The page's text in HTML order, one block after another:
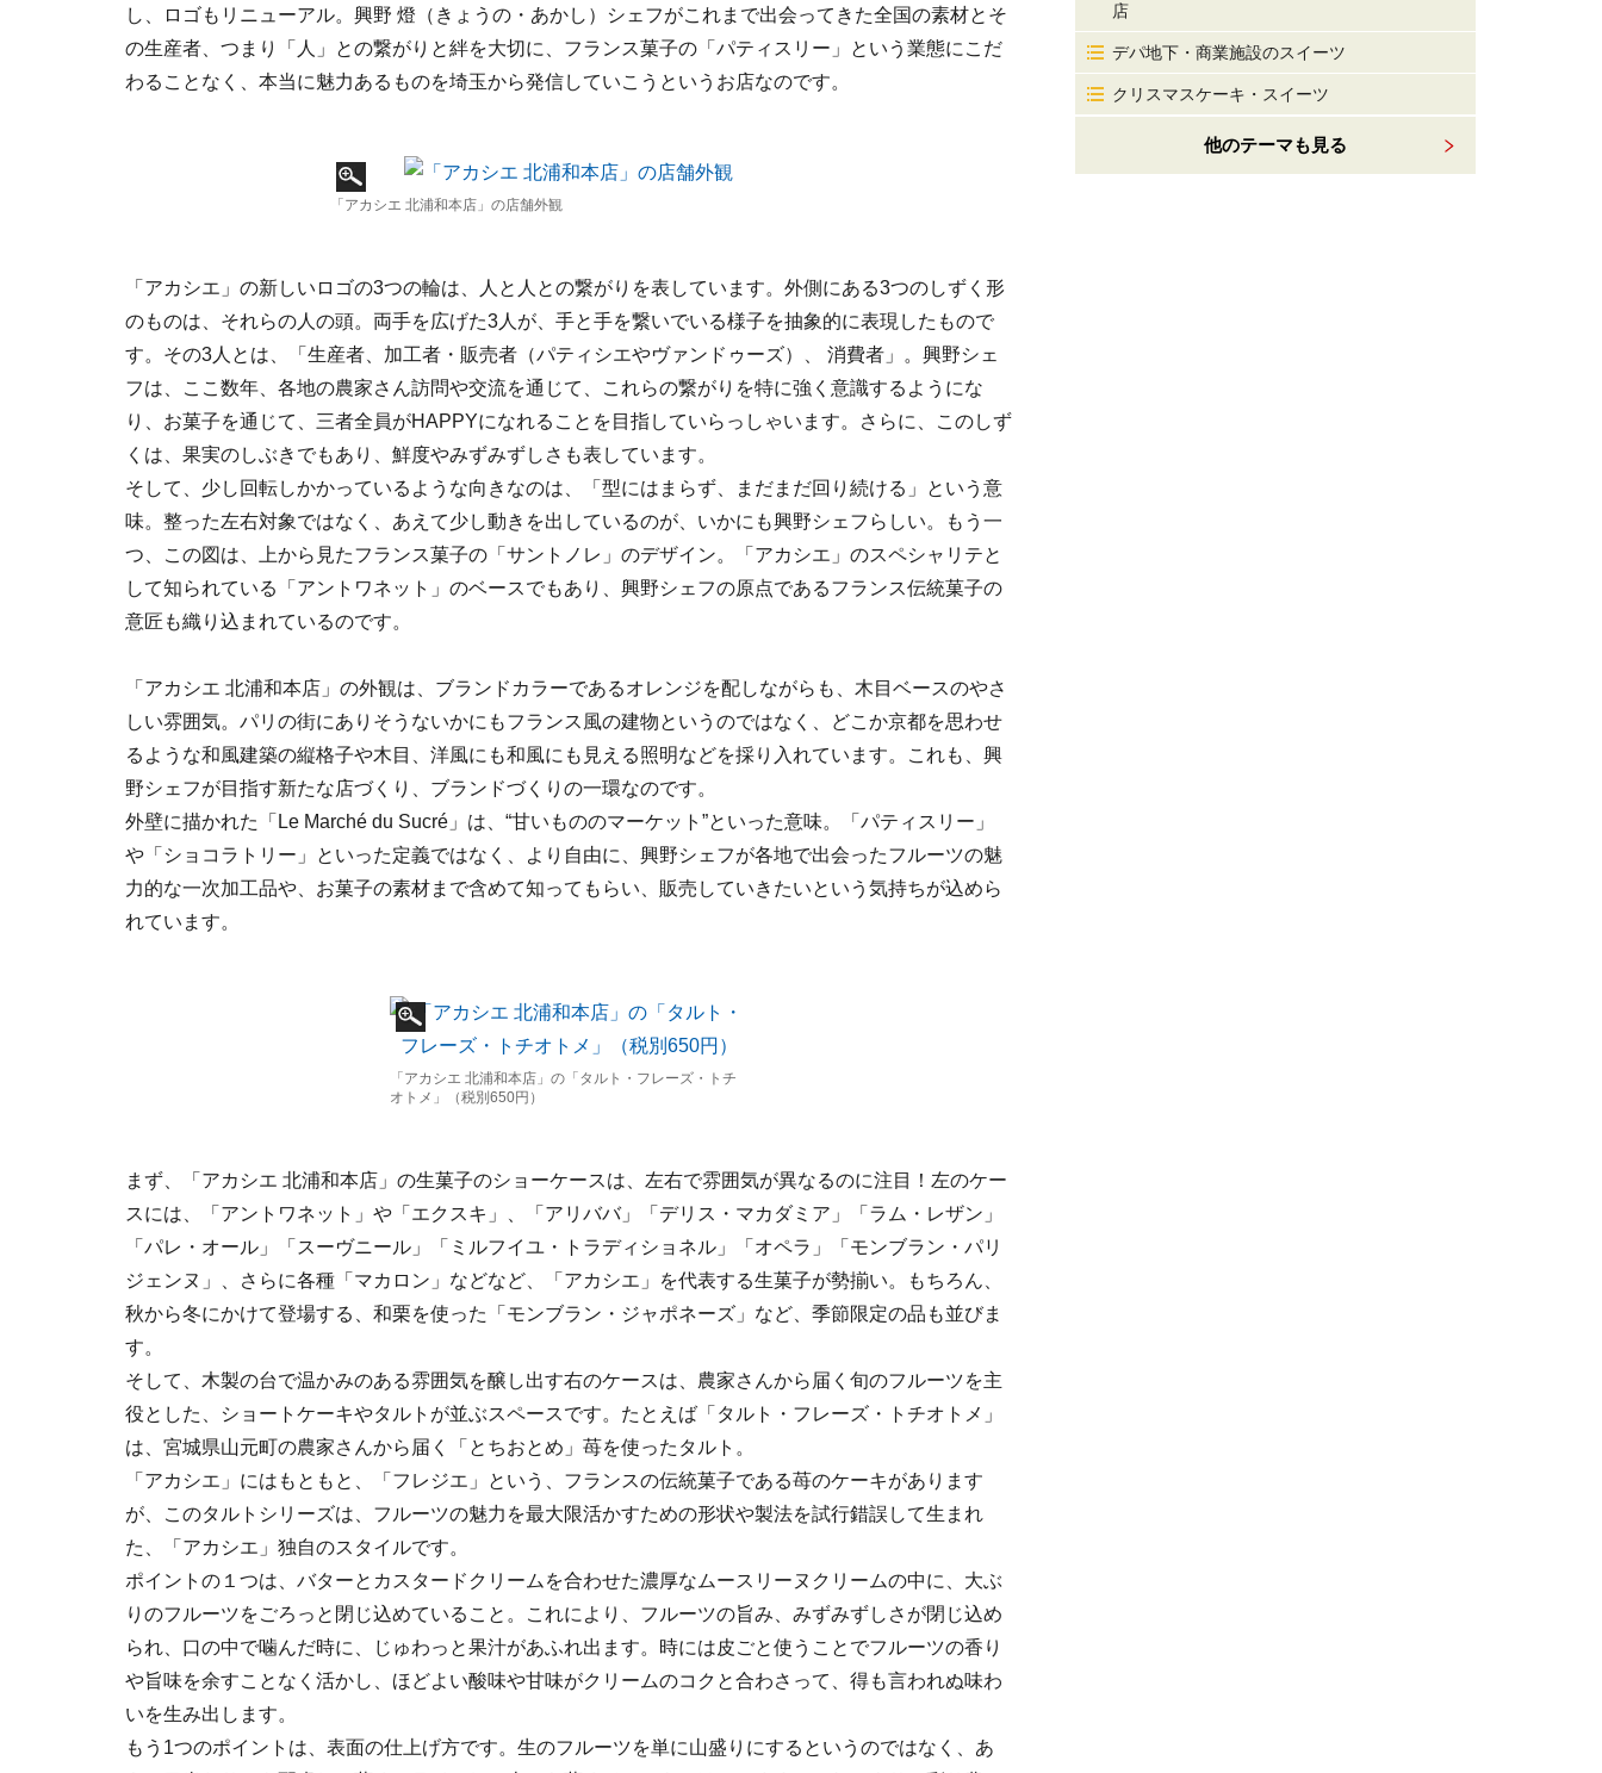
し、ロゴもリニューアル。興野 燈（きょうの・あかし）シェフがこれまで出会ってきた全国の素材とそ
の生産者、つまり「人」との繋がりと絆を大切に、フランス菓子の「パティスリー」という業態にこだ
わることなく、本当に魅力あるものを埼玉から発信していこうというお店なのです。
「アカシエ 北浦和本店」の店舗外観
「アカシエ」の新しいロゴの3つの輪は、人と人との繋がりを表しています。外側にある3つのしずく形
のものは、それらの人の頭。両手を広げた3人が、手と手を繋いでいる様子を抽象的に表現したもので
す。その3人とは、「生産者、加工者・販売者（パティシエやヴァンドゥーズ）、 消費者」。興野シェ
フは、ここ数年、各地の農家さん訪問や交流を通じて、これらの繋がりを特に強く意識するようにな
り、お菓子を通じて、三者全員がHAPPYになれることを目指していらっしゃいます。さらに、このしず
くは、果実のしぶきでもあり、鮮度やみずみずしさも表しています。
そして、少し回転しかかっているような向きなのは、「型にはまらず、まだまだ回り続ける」という意
味。整った左右対象ではなく、あえて少し動きを出しているのが、いかにも興野シェフらしい。もう一
つ、この図は、上から見たフランス菓子の「サントノレ」のデザイン。「アカシエ」のスペシャリテと
して知られている「アントワネット」のベースでもあり、興野シェフの原点であるフランス伝統菓子の
意匠も織り込まれているのです。
「アカシエ 北浦和本店」の外観は、ブランドカラーであるオレンジを配しながらも、木目ベースのやさ
しい雰囲気。パリの街にありそうないかにもフランス風の建物というのではなく、どこか京都を思わせ
るような和風建築の縦格子や木目、洋風にも和風にも見える照明などを採り入れています。これも、興
野シェフが目指す新たな店づくり、ブランドづくりの一環なのです。
外壁に描かれた「Le Marché du Sucré」は、“甘いもののマーケット”といった意味。「パティスリー」
や「ショコラトリー」といった定義ではなく、より自由に、興野シェフが各地で出会ったフルーツの魅
力的な一次加工品や、お菓子の素材まで含めて知ってもらい、販売していきたいという気持ちが込めら
れています。
「アカシエ 北浦和本店」の「タルト・フレーズ・トチ
オトメ」（税別650円）
まず、「アカシエ 北浦和本店」の生菓子のショーケースは、左右で雰囲気が異なるのに注目！左のケー
スには、「アントワネット」や「エクスキ」、「アリババ」「デリス・マカダミア」「ラム・レザン」
「パレ・オール」「スーヴニール」「ミルフイユ・トラディショネル」「オペラ」「モンブラン・パリ
ジェンヌ」、さらに各種「マカロン」などなど、「アカシエ」を代表する生菓子が勢揃い。もちろん、
秋から冬にかけて登場する、和栗を使った「モンブラン・ジャポネーズ」など、季節限定の品も並びま
す。
そして、木製の台で温かみのある雰囲気を醸し出す右のケースは、農家さんから届く旬のフルーツを主
役とした、ショートケーキやタルトが並ぶスペースです。たとえば「タルト・フレーズ・トチオトメ」
は、宮城県山元町の農家さんから届く「とちおとめ」苺を使ったタルト。
「アカシエ」にはもともと、「フレジエ」という、フランスの伝統菓子である苺のケーキがあります
が、このタルトシリーズは、フルーツの魅力を最大限活かすための形状や製法を試行錯誤して生まれ
た、「アカシエ」独自のスタイルです。
ポイントの１つは、バターとカスタードクリームを合わせた濃厚なムースリーヌクリームの中に、大ぶ
りのフルーツをごろっと閉じ込めていること。これにより、フルーツの旨み、みずみずしさが閉じ込め
られ、口の中で噛んだ時に、じゅわっと果汁があふれ出ます。時には皮ごと使うことでフルーツの香り
や旨味を余すことなく活かし、ほどよい酸味や甘味がクリームのコクと合わさって、得も言われぬ味わ
いを生み出します。
もう1つのポイントは、表面の仕上げ方です。生のフルーツを単に山盛りにするというのではなく、あ
店
デパ地下・商業施設のスイーツ
クリスマスケーキ・スイーツ
他のテーマも見る